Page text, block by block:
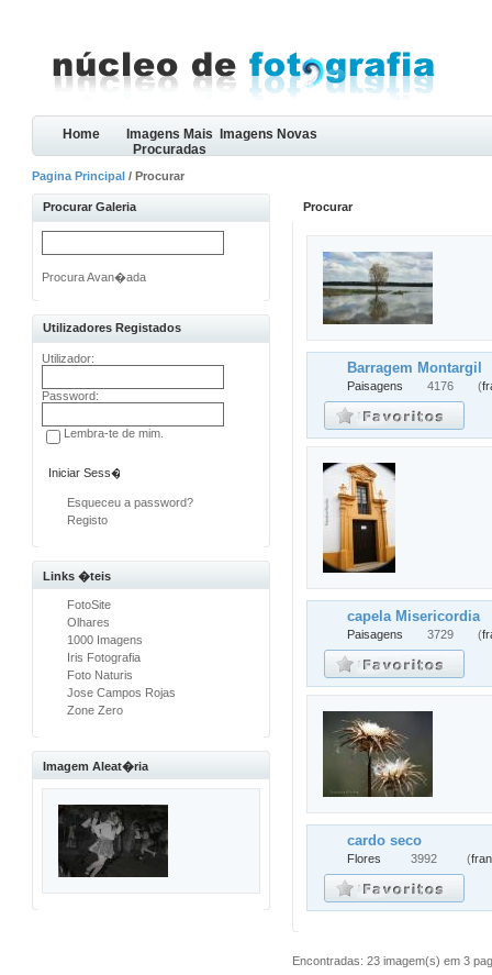
Home
Imagens Mais
Procuradas
Imagens Novas
Pagina Principal / Procurar
Procurar Galeria
Procura Avan�ada
Utilizadores Registados
Utilizador:
Password:
Lembra-te de mim.
Esqueceu a password?
Registo
Links �teis
FotoSite
Olhares
1000 Imagens
Iris Fotografia
Foto Naturis
Jose Campos Rojas
Zone Zero
Imagem Aleat�ria
Procurar
Barragem Montargil
Paisagens 4176 (
capela Misericordia
Paisagens 3729 (
cardo seco
Flores 3992 (
Encontradas: 23 imagem(s) em 3